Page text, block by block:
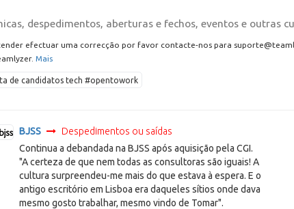
despedimentos, aberturas e fechos, eventos e outras
efectuar uma correcção por favor contacte-nos para
Mais
de candidatos tech #opentowork
BJSS
Despedimentos ou saídas
Continua a debandada na BJSS após aquisição pela CGI.
"A certeza de que nem todas as consultoras são iguais! A
cultura surpreendeu-me mais do que estava à espera. E o
antigo escritório em Lisboa era daqueles sítios onde dava
mesmo gosto trabalhar, mesmo vindo de Tomar".